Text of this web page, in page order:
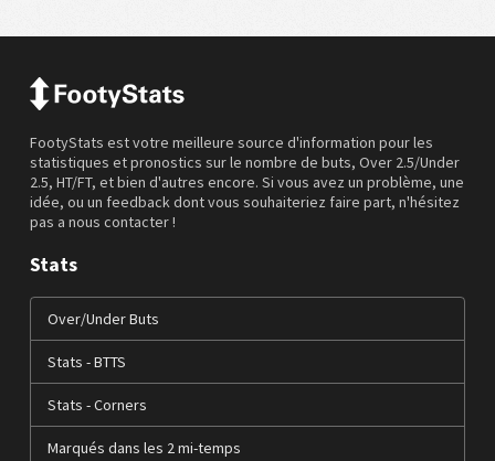
FootyStats est votre meilleure source d'information pour les
statistiques et pronostics sur le nombre de buts, Over 2.5/Under
2.5, HT/FT, et bien d'autres encore. Si vous avez un problème, une
idée, ou un feedback dont vous souhaiteriez faire part, n'hésitez
pas a nous contacter !
Stats
Over/Under Buts
Stats - BTTS
Stats - Corners
Marqués dans les 2 mi-temps